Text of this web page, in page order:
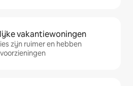
vakantiewoningen
zijn ruimer en hebben